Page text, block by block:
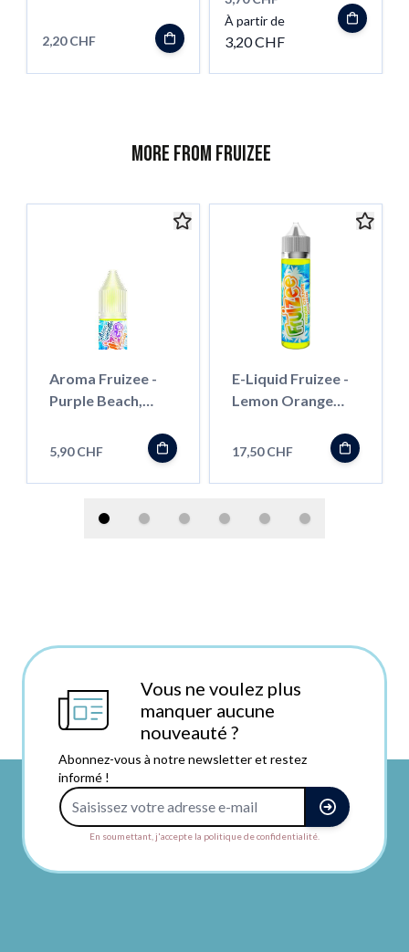
2,20 CHF
À partir de
3,20 CHF
More from Fruizee
Aroma Fruizee -
Purple Beach,
5,90 CHF
E-Liquid Fruizee -
Lemon Orange
''Shortfill''
17,50 CHF
Vous ne voulez plus
manquer aucune
nouveauté ?
Abonnez-vous à notre newsletter et restez
informé !
En soumettant, j'accepte la politique de confidentialité.